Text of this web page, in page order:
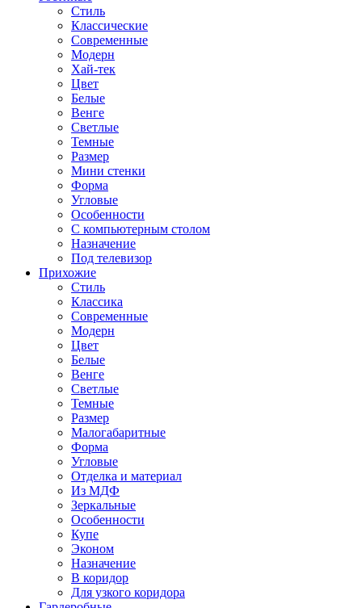
Стиль
Классические
Современные
Модерн
Хай-тек
Цвет
Белые
Венге
Светлые
Темные
Размер
Мини стенки
Форма
Угловые
Особенности
С компьютерным столом
Назначение
Под телевизор
Прихожие
Стиль
Классика
Современные
Модерн
Цвет
Белые
Венге
Светлые
Темные
Размер
Малогабаритные
Форма
Угловые
Отделка и материал
Из МДФ
Зеркальные
Особенности
Купе
Эконом
Назначение
В коридор
Для узкого коридора